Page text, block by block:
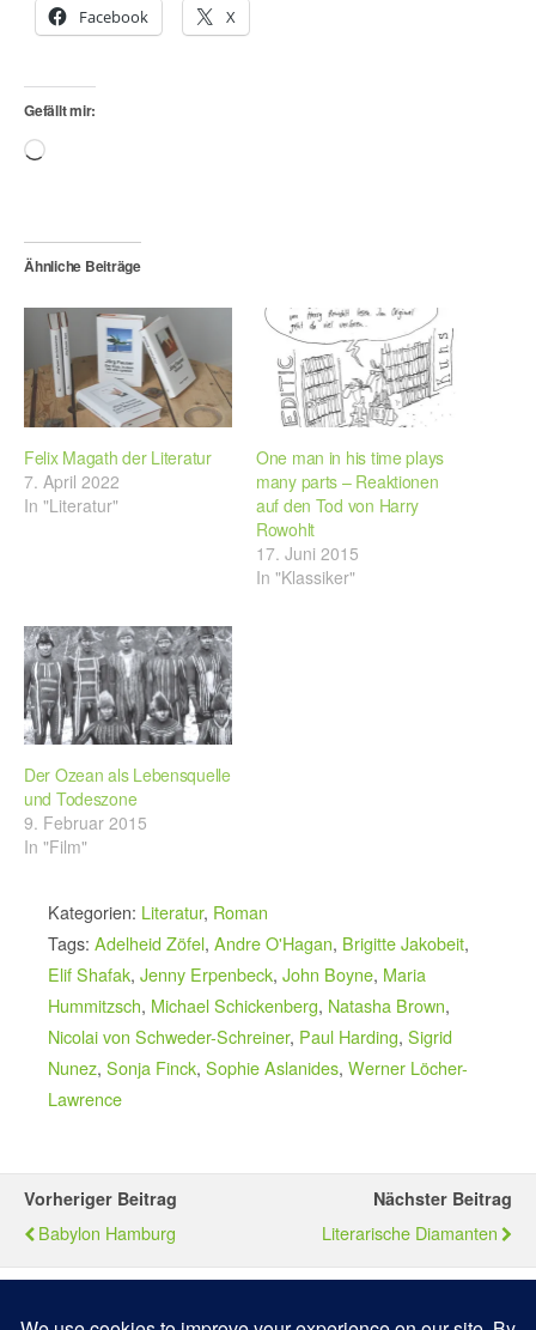
Facebook X
Gefällt mir:
Wird
Ähnliche Beiträge
Felix Magath der Literatur
7. April 2022
In "Literatur"
One man in his time plays
many parts – Reaktionen
auf den Tod von Harry
Rowohlt
17. Juni 2015
In "Klassiker"
Der Ozean als Lebensquelle
und Todeszone
9. Februar 2015
In "Film"
Kategorien: Literatur, Roman
Tags: Adelheid Zöfel, Andre O'Hagan, Brigitte Jakobeit,
Elif Shafak, Jenny Erpenbeck, John Boyne, Maria
Hummitzsch, Michael Schickenberg, Natasha Brown,
Nicolai von Schweder-Schreiner, Paul Harding, Sigrid
Nunez, Sonja Finck, Sophie Aslanides, Werner Löcher-
Lawrence
Vorheriger Beitrag
Babylon Hamburg
Nächster Beitrag
Literarische Diamanten